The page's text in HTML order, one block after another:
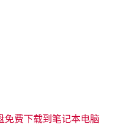
免费下载到笔记本电脑